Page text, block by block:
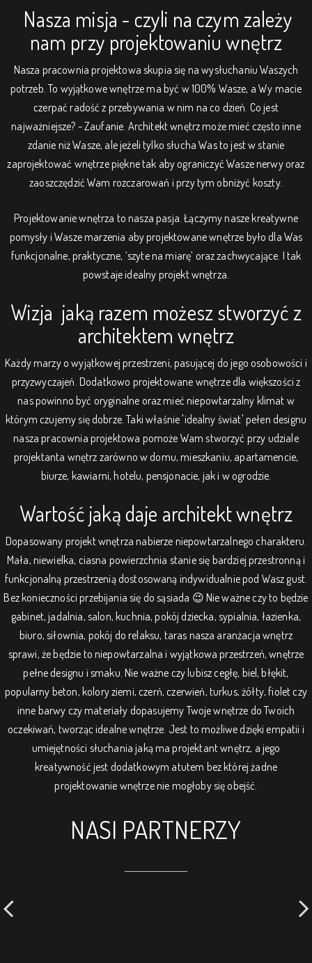
Nasza misja - czyli na czym zależy
nam przy projektowaniu wnętrz
Nasza pracownia projektowa skupia się na wysłuchaniu Waszych
potrzeb. To wyjątkowe wnętrze ma być w 100% Wasze, a Wy macie
czerpać radość z przebywania w nim na co dzień. Co jest
najważniejsze? - Zaufanie. Architekt wnętrz może mieć często inne
zdanie niż Wasze, ale jeżeli tylko słucha Was to jest w stanie
zaprojektować wnętrze piękne tak aby ograniczyć Wasze nerwy oraz
zaoszczędzić Wam rozczarowań i przy tym obniżyć koszty.
Projektowanie wnętrza to nasza pasja. Łączymy nasze kreatywne
pomysły i Wasze marzenia aby projektowane wnętrze było dla Was
funkcjonalne, praktyczne, ‘szyte na miarę’ oraz zachwycające. I tak
powstaje idealny projekt wnętrza.
Wizja jaką razem możesz stworzyć z
architektem wnętrz
Każdy marzy o wyjątkowej przestrzeni, pasującej do jego osobowości i
przyzwyczajeń. Dodatkowo projektowane wnętrze dla większości z
nas powinno być oryginalne oraz mieć niepowtarzalny klimat w
którym czujemy się dobrze. Taki właśnie 'idealny świat' pełen designu
nasza pracownia projektowa pomoże Wam stworzyć przy udziale
projektanta wnętrz zarówno w domu, mieszkaniu, apartamencie,
biurze, kawiarni, hotelu, pensjonacie, jak i w ogrodzie.
Wartość jaką daje architekt wnętrz
Dopasowany projekt wnętrza nabierze niepowtarzalnego charakteru.
Mała, niewielka, ciasna powierzchnia stanie się bardziej przestronną i
funkcjonalną przestrzenią dostosowaną indywidualnie pod Wasz gust.
Bez konieczności przebijania się do sąsiada 😉 Nie ważne czy to będzie
gabinet, jadalnia, salon, kuchnia, pokój dziecka, sypialnia, łazienka,
biuro, siłownia, pokój do relaksu, taras nasza aranżacja wnętrz
sprawi, że będzie to niepowtarzalna i wyjątkowa przestrzeń, wnętrze
pełne designu i smaku. Nie ważne czy lubisz cegłę, biel, błękit,
popularny beton, kolory ziemi, czerń, czerwień, turkus, żółty, fiolet czy
inne barwy czy materiały dopasujemy Twoje wnętrze do Twoich
oczekiwań, tworząc idealne wnętrze. Jest to możliwe dzięki empatii i
umiejętności słuchania jaką ma projektant wnętrz, a jego
kreatywność jest dodatkowym atutem bez której żadne
projektowanie wnętrze nie mogłoby się obejść.
NASI PARTNERZY